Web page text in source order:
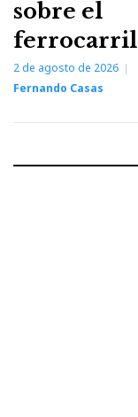
sobre el
ferrocarril
2 de agosto de 2026
Fernando Casas